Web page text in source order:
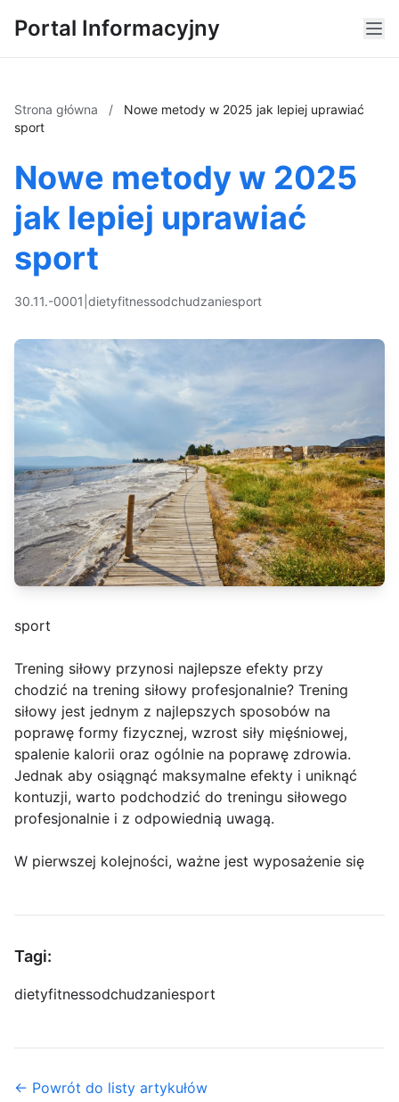
Portal Informacyjny
Strona główna /
Nowe metody w 2025 jak lepiej uprawiać
sport
Nowe metody w 2025
jak lepiej uprawiać
sport
30.11.-0001 dietyfitnessodchudzaniesport
sport
Trening siłowy przynosi najlepsze efekty przy
chodzić na trening siłowy profesjonalnie? Trening
siłowy jest jednym z najlepszych sposobów na
poprawę formy fizycznej, wzrost siły mięśniowej,
spalenie kalorii oraz ogólnie na poprawę zdrowia.
Jednak aby osiągnąć maksymalne efekty i uniknąć
kontuzji, warto podchodzić do treningu siłowego
profesjonalnie i z odpowiednią uwagą.
W pierwszej kolejności, ważne jest wyposażenie się
Tagi:
dietyfitnessodchudzaniesport
← Powrót do listy artykułów